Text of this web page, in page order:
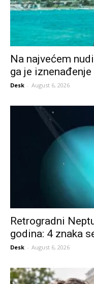
Na najvećem
ga je
Desk - August 6, 2026
Retrogradni
godina: 4 znaka
Desk - August 6, 2026